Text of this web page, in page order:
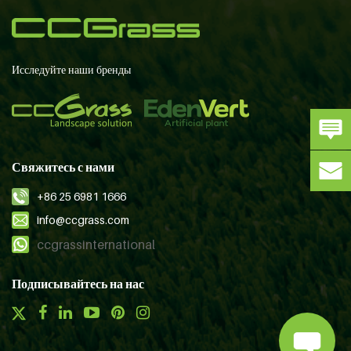
Исследуйте наши бренды
Свяжитесь с нами
+86 25 6981 1666
info@ccgrass.com
ccgrassinternational
Подписывайтесь на нас